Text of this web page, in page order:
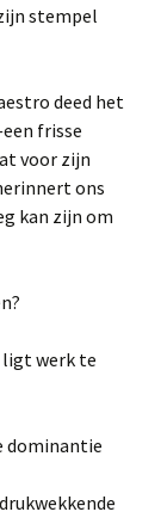
stempel
deed het
frisse
voor zijn
ons
kan zijn om
ligt werk te
dominantie